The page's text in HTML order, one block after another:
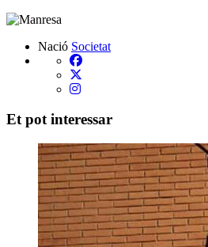
Nació Societat
Et pot interessar